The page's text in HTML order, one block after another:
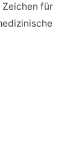
Zeichen für